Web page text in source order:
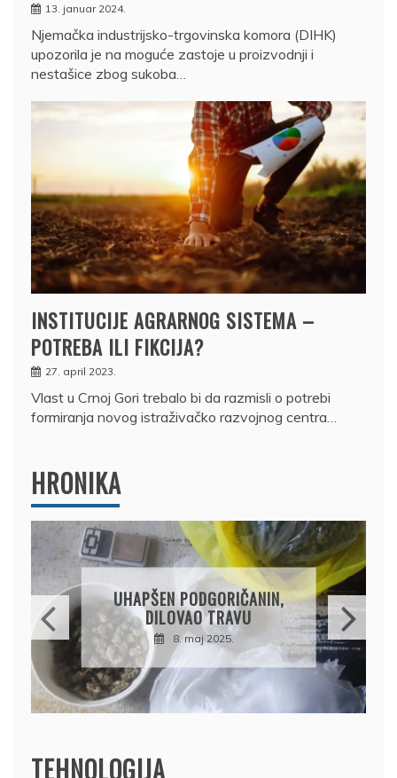
13. januar 2024.
Njemačka industrijsko-trgovinska komora (DIHK)
upozorila je na moguće zastoje u proizvodnji i
nestašice zbog sukoba…
INSTITUCIJE AGRARNOG SISTEMA –
POTREBA ILI FIKCIJA?
27. april 2023.
Vlast u Crnoj Gori trebalo bi da razmisli o potrebi
formiranja novog istraživačko razvojnog centra…
HRONIKA
DRŽAVLJANIN RUSIJE
OSUMNJIČEN DA JE
PRODAO TUĐI BMW,
DRŽAVU NAPUSTIO
BRODOM
12. februar 2025.
TEHNOLOGIJA